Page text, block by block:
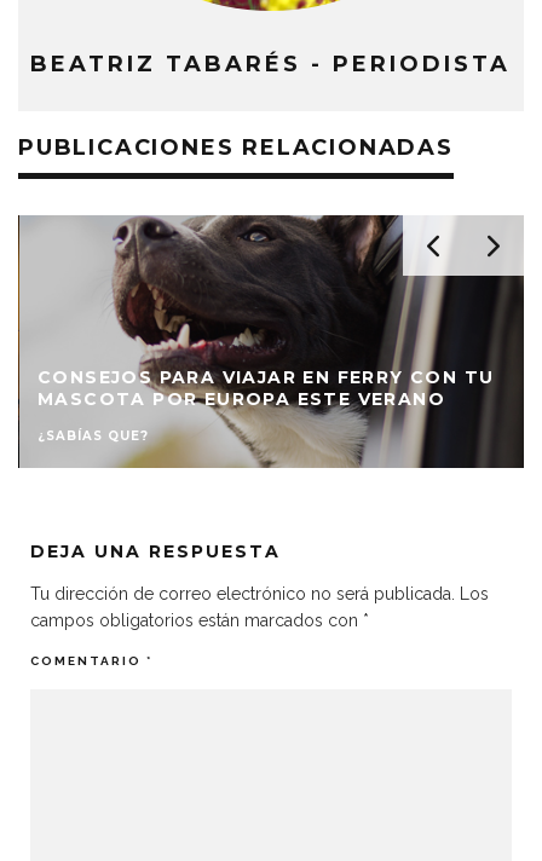
BEATRIZ TABARÉS - PERIODISTA
PUBLICACIONES RELACIONADAS
CONSEJOS PARA VIAJAR EN FERRY CON TU
MASCOTA POR EUROPA ESTE VERANO
¿SABÍAS QUE?
DEJA UNA RESPUESTA
Tu dirección de correo electrónico no será publicada.
Los
campos obligatorios están marcados con *
COMENTARIO *